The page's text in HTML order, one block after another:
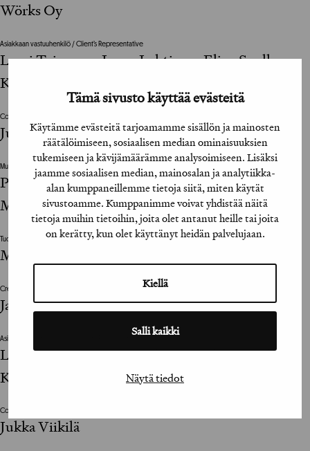
Tämä sivusto käyttää evästeitä
Käytämme evästeitä tarjoamamme sisällön ja mainosten
räätälöimiseen, sosiaalisen median ominaisuuksien
tukemiseen ja kävijämäärämme analysoimiseen. Lisäksi
jaamme sosiaalisen median, mainosalan ja analytiikka-
alan kumppaneillemme tietoja siitä, miten käytät
sivustoamme. Kumppanimme voivat yhdistää näitä
tietoja muihin tietoihin, joita olet antanut heille tai joita
on kerätty, kun olet käyttänyt heidän palvelujaan.
Kiellä
Salli kaikki
Näytä tiedot
Wörks Oy
Asiakkaan vastuuhenkilö / Client’s Representative
Lauri Toivonen, Janne Lehtinen, Elina Snell-
Kalliomäki
Copywriter
Jukka Viikilä
Muu suunnitteluun vaikuttanut henkilö / The design was also influenced by
Paul Nyman, Tuukka Sinisalo, Antti Tähtinen,
Mikko Airas
Tuotantoyhtiö / Production House
Miracle Sound, Timo Laru
Creative Director
Jaakko Veijola
Asiakkaan vastuuhenkilö / Client’s Representative
Lauri Toivonen, Janne Lehtinen, Elina Snell-
Kalliomäki
Copywriter
Jukka Viikilä